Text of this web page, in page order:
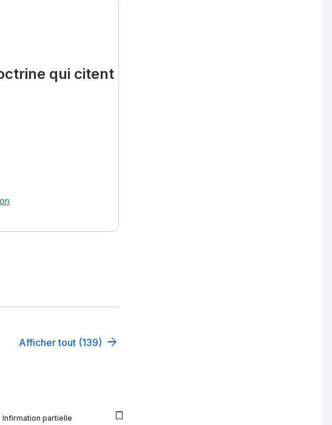
qui citent
Afficher tout (139)
Infirmation partielle